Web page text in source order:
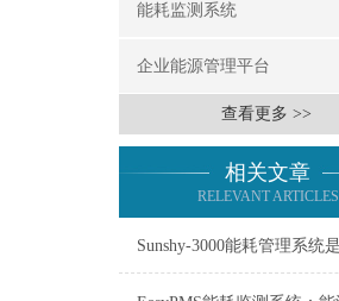
能耗监测系统
企业能源管理平台
查看更多 >>
相关文章
RELEVANT ARTICLES